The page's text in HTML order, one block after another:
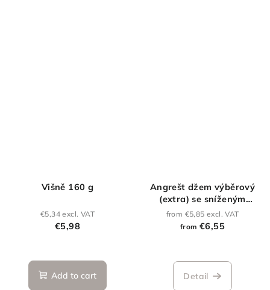
Višně 160 g
€5,34 excl. VAT
€5,98
Add to cart
Angrešt džem výběrový
(extra) se sníženým
obsahem cukru
from €5,85 excl. VAT
from €6,55
Detail